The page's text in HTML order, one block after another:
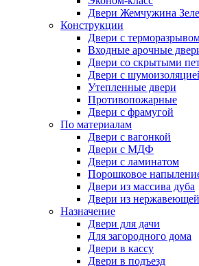
Двери Жемчужина
Конструкции
Двери с
Входные арочные
Двери со скрытыми
Двери с
Утепленные двери
Противопожарные
Двери с фрамугой
По материалам
Двери с вагонкой
Двери с МДФ
Двери с ламинатом
Порошковое
Двери из массива дуба
Двери из нержавеющей
Назначение
Двери для дачи
Для загородного дома
Двери в кассу
Двери в подъезд